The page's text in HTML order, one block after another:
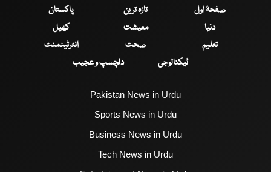
صفحۂ اول تازہ ترین
پاکستان
دنیا
معیشت
کھیل
تعلیم
صحت
انٹرٹینمنٹ
ٹیکنالوجی
دلچسپ و عجیب
Pakistan News in Urdu
Sports News in Urdu
Business News in Urdu
Tech News in Urdu